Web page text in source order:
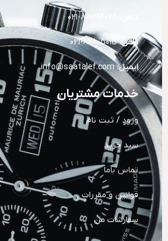
تلفن:82805015-021
ایمیل: info@saatalef.com
خدمات مشتریان
ورود / ثبت نام
سبد خرید
تماس باما
قوانین و مقررات
سفارشات من